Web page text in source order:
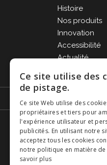
Histoire
Nos produits
Innovation
Accessibilité
Actualité
Ce site utilise des
de pistage.
Ce site Web utilise des
propriétaires et tiers pour
l'expérience utilisateur et
publicités. En utilisant notre
acceptez tous les cookies
notre politique en matière de
savoir plus